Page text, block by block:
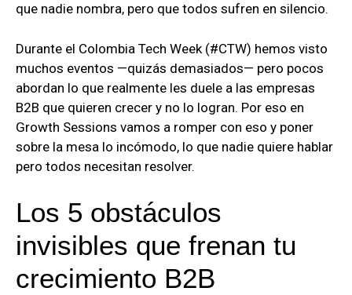
que nadie nombra, pero que todos sufren en silencio.
Durante el Colombia Tech Week (#CTW) hemos visto
muchos eventos —quizás demasiados— pero pocos
abordan lo que realmente les duele a las empresas
B2B que quieren crecer y no lo logran. Por eso en
Growth Sessions vamos a romper con eso y poner
sobre la mesa lo incómodo, lo que nadie quiere hablar
pero todos necesitan resolver.
Los 5 obstáculos
invisibles que frenan tu
crecimiento B2B